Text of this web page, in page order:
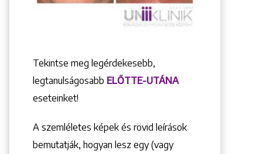
Tekintse meg legérdekesebb,
legtanulságosabb ELŐTTE-UTÁNA
eseteinket!
A szemléletes képek és rövid leírások
bemutatják, hogyan lesz egy (vagy